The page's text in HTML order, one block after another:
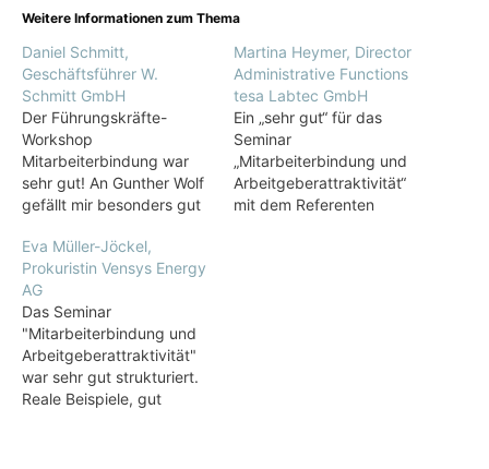
Weitere Informationen zum Thema
Daniel Schmitt,
Geschäftsführer W.
Schmitt GmbH
Der Führungskräfte-
Workshop
Mitarbeiterbindung war
sehr gut! An Gunther Wolf
gefällt mir besonders gut
sehr persönliche und
sympathische Auftreten,
der lockere Umgang und
die hohe Fachkompetenz.
Insgesamt hat mir die
systematische
Herangehensweise zum
Thema Mitarbeiterbindung
Martina Heymer, Director
Administrative Functions
tesa Labtec GmbH
Ein „sehr gut“ für das
Seminar
„Mitarbeiterbindung und
Arbeitgeberattraktivität“
mit dem Referenten
Eva Müller-Jöckel,
Prokuristin Vensys Energy
AG
Das Seminar
"Mitarbeiterbindung und
Arbeitgeberattraktivität"
war sehr gut strukturiert.
Reale Beispiele, gut